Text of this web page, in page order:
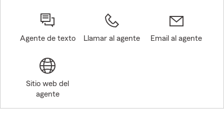
Agente de texto Llamar al agente Email al agente
Sitio web del
agente